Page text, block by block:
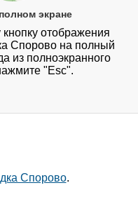
экране
кнопку отображения
Спорово на полный
из полноэкранного
"Esc".
Спорово.